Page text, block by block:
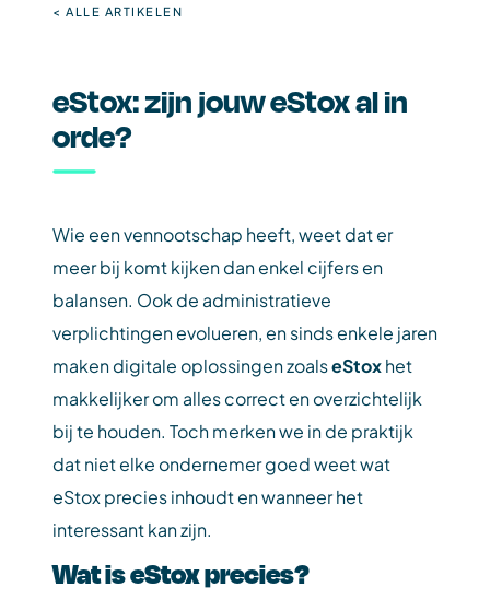
< ALLE ARTIKELEN
eStox: zijn jouw eStox al in
orde?
Wie een vennootschap heeft, weet dat er
meer bij komt kijken dan enkel cijfers en
balansen. Ook de administratieve
verplichtingen evolueren, en sinds enkele jaren
maken digitale oplossingen zoalseStoxhet
makkelijker om alles correct en overzichtelijk
bij te houden. Toch merken we in de praktijk
dat niet elke ondernemer goed weet wat
eStox precies inhoudt en wanneer het
interessant kan zijn.
Wat is eStox precies?